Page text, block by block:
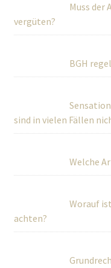
Muss der
vergüten?
BGH
sind in vielen Fällen
Welche
Worauf
achten?